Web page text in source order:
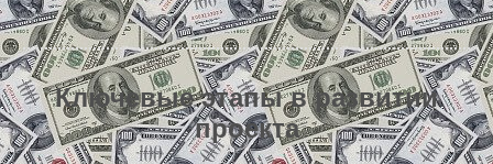
Ключевые этапы в развитии
проекта